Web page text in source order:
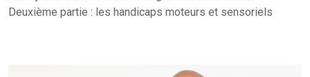
Deuxième partie : les handicaps moteurs et sensoriels